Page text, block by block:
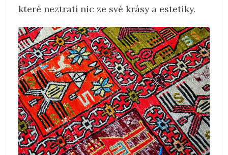
které neztratí nic ze své krásy a estetiky.